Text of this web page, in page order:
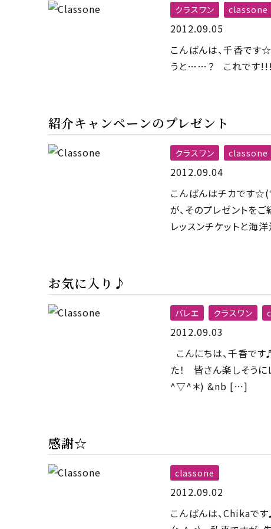
クラスワン classone
2012.09.05
こんばんは、千香で
うと……？ これです
紹介キャンペーンのプレゼント
クラスワン classone
2012.09.04
こんばんはチカです
が、そのプレゼントを
レッスンチケットと海
お気に入り♪
バレエ クラスワン
2012.09.03
こんにちは、千香で
た！ 皆さん楽しそうに
^▽^＊) &nb […]
感謝☆
classone
2012.09.02
こんばんは、Chikaで